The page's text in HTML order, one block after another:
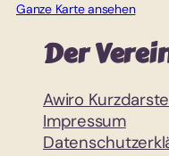
Ganze Karte ansehen
Der
Awiro
Impressum